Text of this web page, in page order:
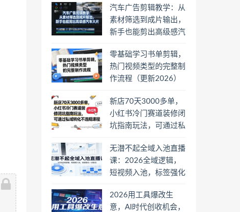
汽车广告剪辑教学：从
素材筛选到成片输出，
新手也能剪出高级感汽
零基础学习书单剪辑，
热门视频类型的完整制
作流程（更新2026）
新店70天3000多单，
小红书冷门赛道装修闭
坑指南玩法，可通过私
无潜不起全域入池直播
课：2026全域逻辑，
短视频入池，标签强化
2026用工具爆改生
意，AI时代创收机会，